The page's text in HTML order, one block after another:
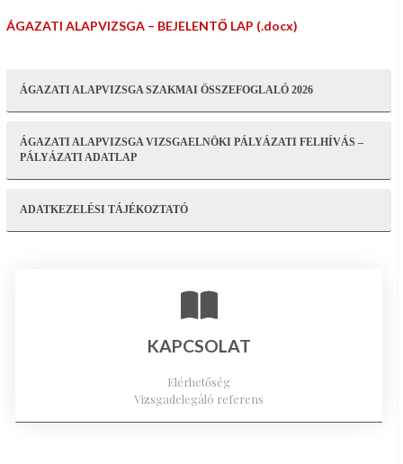
ÁGAZATI ALAPVIZSGA – BEJELENTŐ LAP (.docx)
ÁGAZATI ALAPVIZSGA SZAKMAI ÖSSZEFOGLALÓ 2026
ÁGAZATI ALAPVIZSGA VIZSGAELNÖKI PÁLYÁZATI FELHÍVÁS –
PÁLYÁZATI ADATLAP
ADATKEZELÉSI TÁJÉKOZTATÓ
KAPCSOLAT
Elérhetőség
Vizsgadelegáló referens